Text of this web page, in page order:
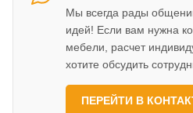
Мы всегда рады
идей! Если вам нужна
мебели, расчет
хотите обсудить
ПЕРЕЙТИ В